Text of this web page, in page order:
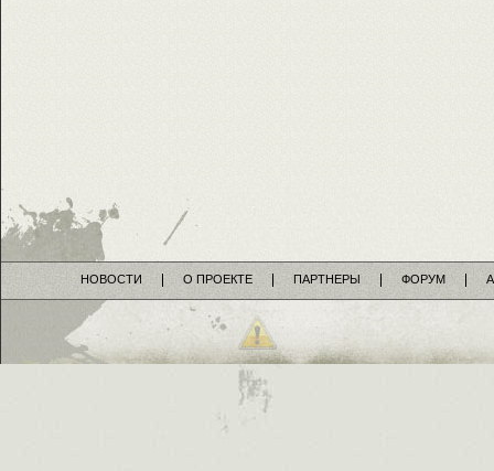
НОВОСТИ О ПРОЕКТЕ ПАРТНЕРЫ ФОРУМ